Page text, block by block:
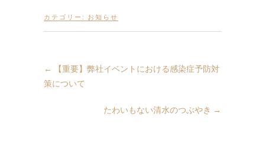
カテゴリー: お知らせ
←
【重要】弊社イベントにおける感染症予防対
策について
たわいもない清水のつぶやき →